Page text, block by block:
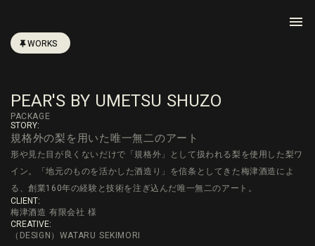
PEAR'S BY UMETSU SHUZO
PACKAGE
STORY:
規格外の梨を用いた唯一無二のアート
形や見た目が良くないだけで「規格外」として扱われる梨を使用した梨ワ
イン。「地元のものを活かした酒造り」を信条としてきた梅津酒造によ
る、創業160年の経験と技術を注ぎ込んだ唯一無二のアート。
CLIENT:
梅津酒造 有限会社 様
CREATIVE:
（DESIGN）WATARU SEKIMORI
menu
WORKS